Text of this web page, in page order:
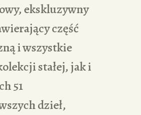
ekskluzywny
część
i wszystkie
stałej, jak i
51
dzieł,